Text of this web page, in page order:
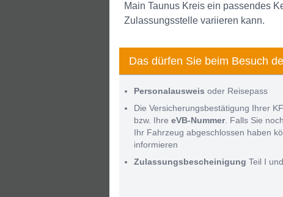
Main Taunus Kreis ein passendes
Zulassungsstelle variieren kann.
Das dürfen Sie beim Besuch
Personalausweis oder Reisepass
Die Versicherungsbestätigung Ihrer
bzw. Ihre eVB-Nummer. Falls Sie
Ihr Fahrzeug abgeschlossen haben
informieren
Zulassungsbescheinigung Teil I